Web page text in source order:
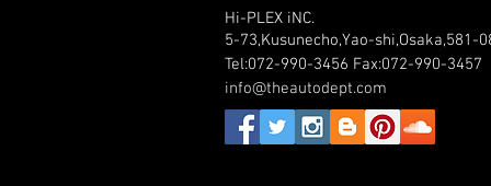
Hi-PLEX iNC.
5-73,Kusunecho,Yao-shi,Osaka,581-
Tel:072-990-3456 Fax:072-990-3457
info@theautodept.com